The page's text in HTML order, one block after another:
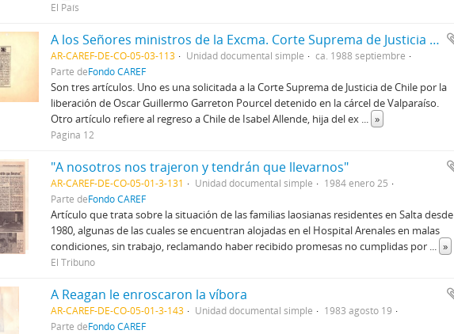
El País
A los Señores ministros de la Excma. Corte Suprema de Justicia de Chile / El regreso de Isabel Allende / Chile
AR-CAREF-DE-CO-05-03-113 Unidad documental simple
ca. 1988 septiembre
Parte deFondo CAREF
Son tres artículos. Uno es una solicitada a la Corte Suprema de Justicia de Chile por la
liberación de Oscar Guillermo Garreton Pourcel detenido en la cárcel de Valparaíso.
Otro artículo refiere al regreso a Chile de Isabel Allende, hija del ex ... »
Página 12
"A nosotros nos trajeron y tendrán que llevarnos"
AR-CAREF-DE-CO-05-01-3-131 Unidad documental simple
1984 enero 25
Parte deFondo CAREF
Artículo que trata sobre la situación de las familias laosianas residentes en Salta desde
1980, algunas de las cuales se encuentran alojadas en el Hospital Arenales en malas
condiciones, sin trabajo, reclamando haber recibido promesas no cumplidas por ... »
El Tribuno
A Reagan le enroscaron la víbora
AR-CAREF-DE-CO-05-01-3-143 Unidad documental simple
1983 agosto 19
Parte deFondo CAREF